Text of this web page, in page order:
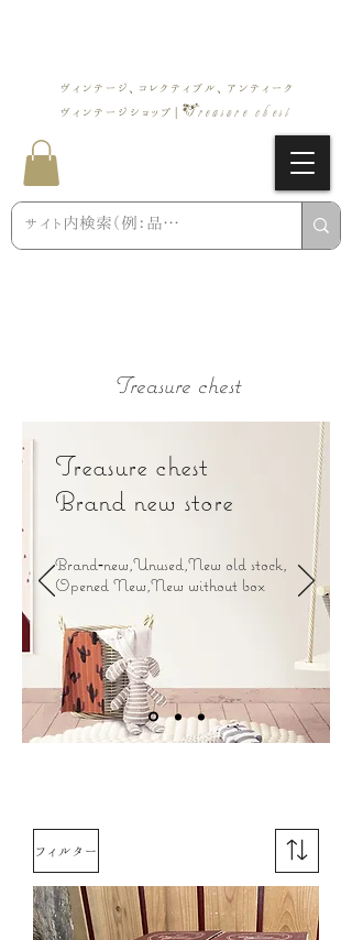
ヴィンテージ、コレクティブル、アンティーク
ヴィンテージショップ | Treasure chest
Treasure chest
Treasure chest
Brand new store
Brand‐new,Unused,New old stock,
Opened New,New without box
フィルター